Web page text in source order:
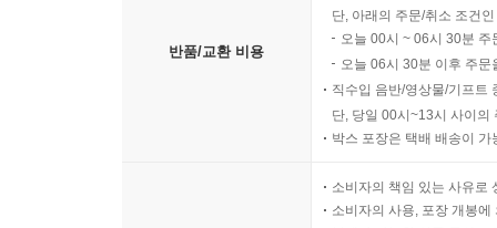
반품/교환 비용
단, 아래의 주문/취소 조건
오늘 00시 ~ 06시 30분
오늘 06시 30분 이후 주
직수입 음반/영상물/기프트
단, 당일 00시~13시 사이의
박스 포장은 택배 배송이
소비자의 책임 있는 사유로
소비자의 사용, 포장 개봉